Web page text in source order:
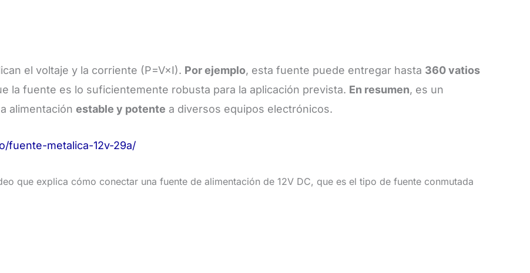
el voltaje y la corriente (P=V×I). Por ejemplo, esta fuente puede entregar hasta 360 vatios
la fuente es lo suficientemente robusta para la aplicación prevista. En resumen, es un
alimentación estable y potente a diversos equipos electrónicos.
fuente-metalica-12v-29a/
que explica cómo conectar una fuente de alimentación de 12V DC, que es el tipo de fuente conmutada